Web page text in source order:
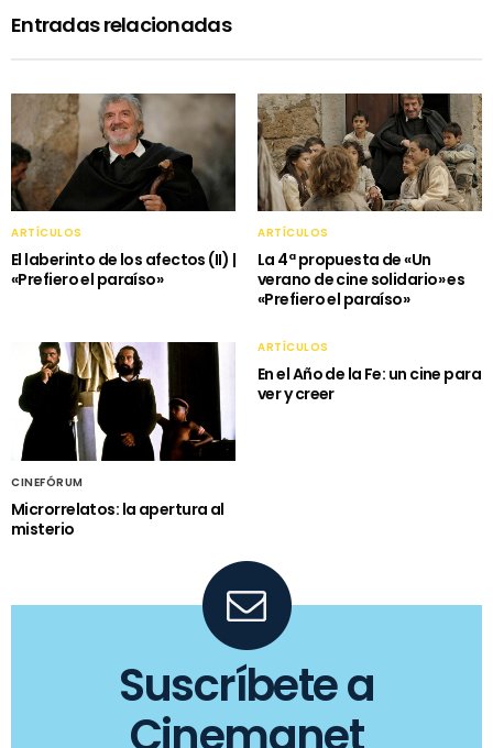
Entradas relacionadas
ARTÍCULOS
El laberinto de los afectos (II) |
«Prefiero el paraíso»
ARTÍCULOS
La 4ª propuesta de «Un
verano de cine solidario» es
«Prefiero el paraíso»
CINEFÓRUM
Microrrelatos: la apertura al
misterio
ARTÍCULOS
En el Año de la Fe: un cine para
ver y creer
Suscríbete a
Cinemanet